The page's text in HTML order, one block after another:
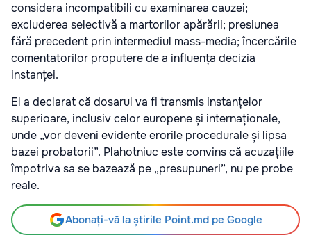
considera incompatibili cu examinarea cauzei;
excluderea selectivă a martorilor apărării; presiunea
fără precedent prin intermediul mass-media; încercările
comentatorilor proputere de a influența decizia
instanței.
El a declarat că dosarul va fi transmis instanțelor
superioare, inclusiv celor europene și internaționale,
unde „vor deveni evidente erorile procedurale și lipsa
bazei probatorii”. Plahotniuc este convins că acuzațiile
împotriva sa se bazează pe „presupuneri”, nu pe probe
reale.
Abonați-vă la știrile Point.md pe Google